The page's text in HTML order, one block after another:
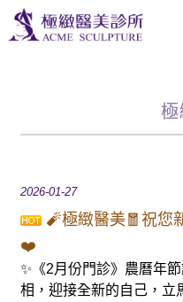
極
2026-01-27
🧨極緻醫美🧧祝您
❤️
✨《2月份門診》農曆年
相，迎接全新的自己，